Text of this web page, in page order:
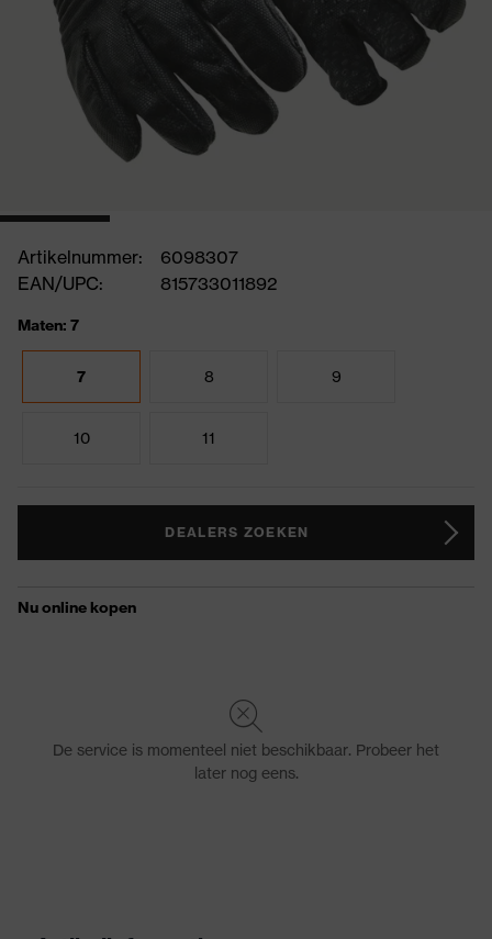
Artikelnummer:
6098307
EAN/UPC:
815733011892
Maten: 7
7 8 9
10 11
DEALERS ZOEKEN